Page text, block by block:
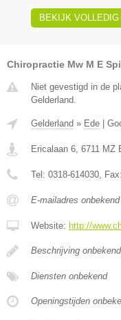
BEKIJK VOLLEDIG
Chiropractie Mw M E
Niet gevestigd in de
Gelderland.
Gelderland » Ede |
Ericalaan 6 6711 MZ
Tel: 0318-614030 , Fax:
E-mailadres onbekend
Website: http://
Beschrijving onbekend
Diensten onbekend
Openingstijden